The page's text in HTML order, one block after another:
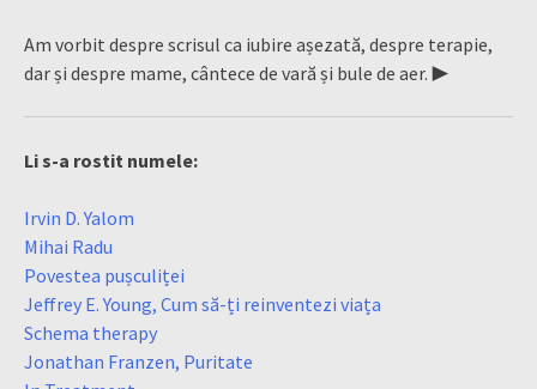
Am vorbit despre scrisul ca iubire așezată, despre terapie,
dar și despre mame, cântece de vară și bule de aer. ▶
Li s-a rostit numele:
Irvin D. Yalom
Mihai Radu
Povestea pușculiței
Jeffrey E. Young, Cum să-ți reinventezi viața
Schema therapy
Jonathan Franzen, Puritate